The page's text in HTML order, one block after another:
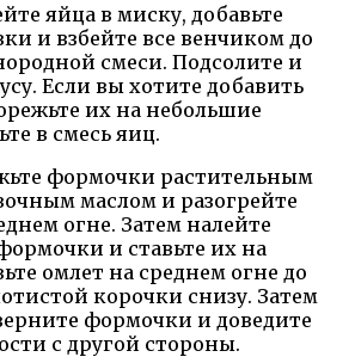
яйца в миску, добавьте
и взбейте все венчиком до
смеси. Подсолите и
Если вы хотите добавить
их на небольшие
в смесь яиц.
формочки растительным
маслом и разогрейте
огне. Затем налейте
и ставьте их на
омлет на среднем огне до
корочки снизу. Затем
формочки и доведите
с другой стороны.